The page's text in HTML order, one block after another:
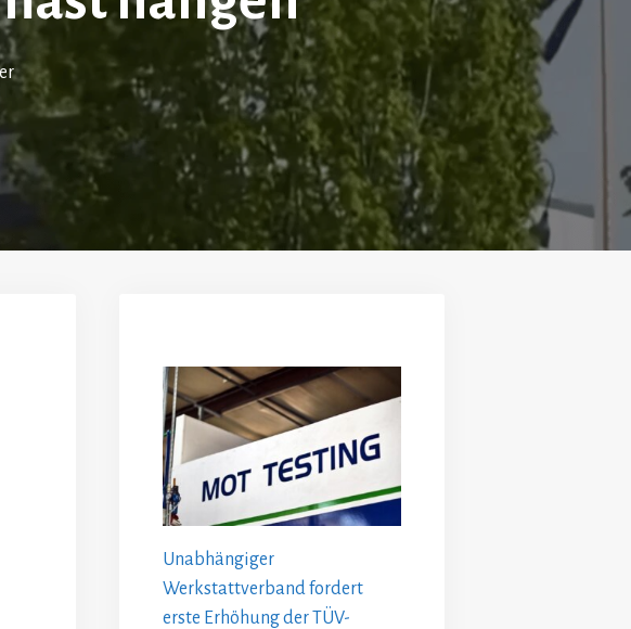
Unabhängiger
Werkstattverband fordert
erste Erhöhung der TÜV-